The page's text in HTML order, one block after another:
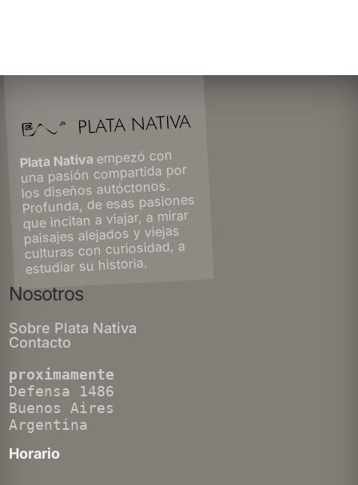
Plata Nativaempezó con
una pasión compartida por
los diseños autóctonos.
Profunda, de esas pasiones
que incitan a viajar, a mirar
paisajes alejados y viejas
culturas con curiosidad, a
estudiar su historia.
Nosotros
Sobre Plata Nativa
Contacto
proximamente
Defensa 1486
Buenos Aires
Argentina
Horario